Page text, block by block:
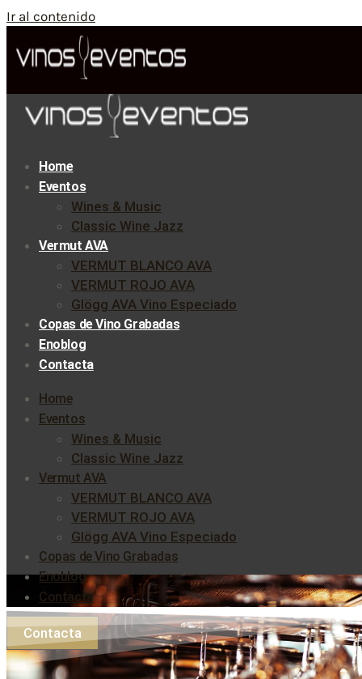
Ir al contenido
Home
Eventos
Wines & Music
Classic Wine Jazz
Vermut AVA
VERMUT BLANCO AVA
VERMUT ROJO AVA
Glögg AVA Vino Especiado
Copas de Vino Grabadas
Enoblog
Contacta
Home
Eventos
Wines & Music
Classic Wine Jazz
Vermut AVA
VERMUT BLANCO AVA
VERMUT ROJO AVA
Glögg AVA Vino Especiado
Copas de Vino Grabadas
Enoblog
Contacta
Contacta